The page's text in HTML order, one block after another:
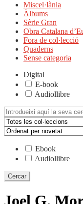
Miscel·lània
Àlbums
Sèrie Gran
Obra Catalana
Fora de col·lecció
Quaderns
Sense categoria
Digital
E-book
Audiollibre
Cerca:
Ebook
Audiollibre